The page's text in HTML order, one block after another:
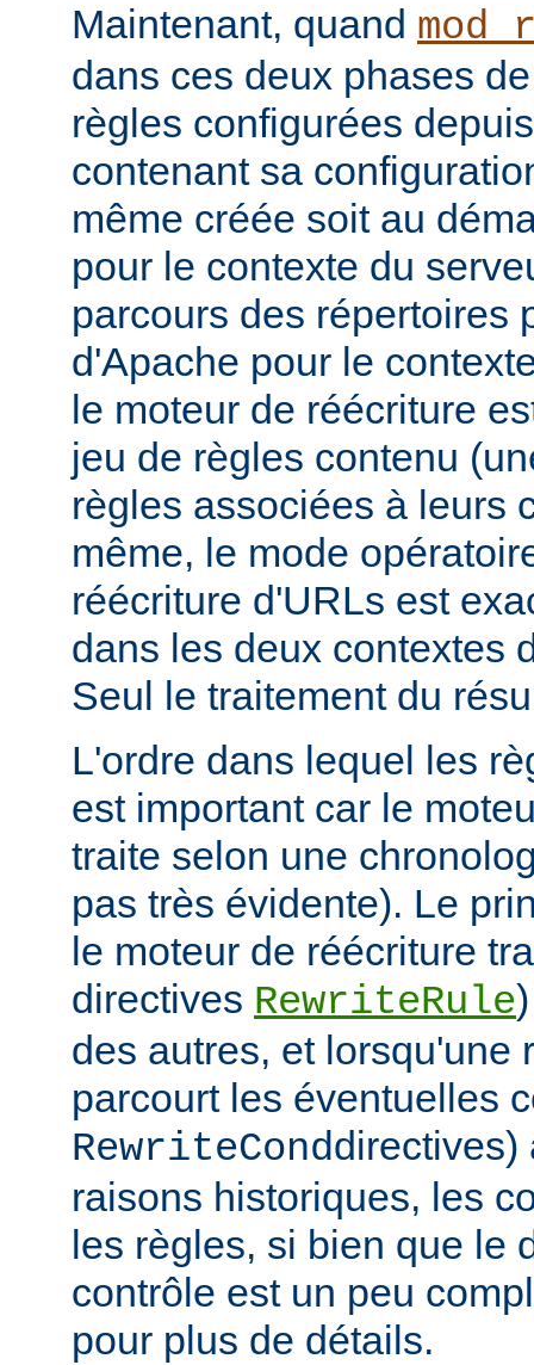
Maintenant, quand
dans ces deux phases
règles configurées
contenant sa
même créée soit au
pour le contexte du
parcours des répertoires
d'Apache pour le
le moteur de réécriture
jeu de règles contenu
règles associées à leurs
même, le mode
réécriture d'URLs est
dans les deux contextes
Seul le traitement du
L'ordre dans lequel les
est important car le
traite selon une
pas très évidente). Le
le moteur de réécriture
directives RewriteRule
des autres, et lorsqu'une
parcourt les éventuelles
RewriteConddirectives)
raisons historiques, les
les règles, si bien que le
contrôle est un peu
pour plus de détails.